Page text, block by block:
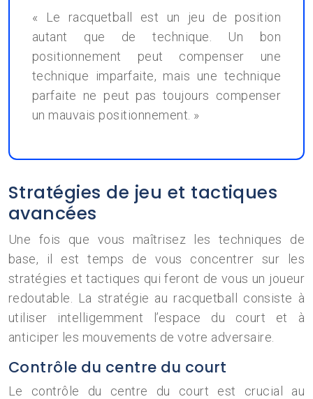
« Le racquetball est un jeu de position
autant que de technique. Un bon
positionnement peut compenser une
technique imparfaite, mais une technique
parfaite ne peut pas toujours compenser
un mauvais positionnement. »
Stratégies de jeu et tactiques
avancées
Une fois que vous maîtrisez les techniques de
base, il est temps de vous concentrer sur les
stratégies et tactiques qui feront de vous un joueur
redoutable. La stratégie au racquetball consiste à
utiliser intelligemment l’espace du court et à
anticiper les mouvements de votre adversaire.
Contrôle du centre du court
Le contrôle du centre du court est crucial au